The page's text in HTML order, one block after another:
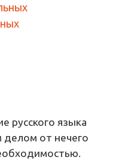
русского языка
делом от нечего